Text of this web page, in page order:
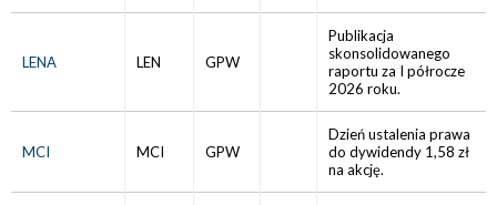
LENA LEN GPW
Publikacja
skonsolidowanego
raportu za I półrocze
2026 roku.
MCI MCI GPW
Dzień ustalenia prawa
do dywidendy 1,58 zł
na akcję.